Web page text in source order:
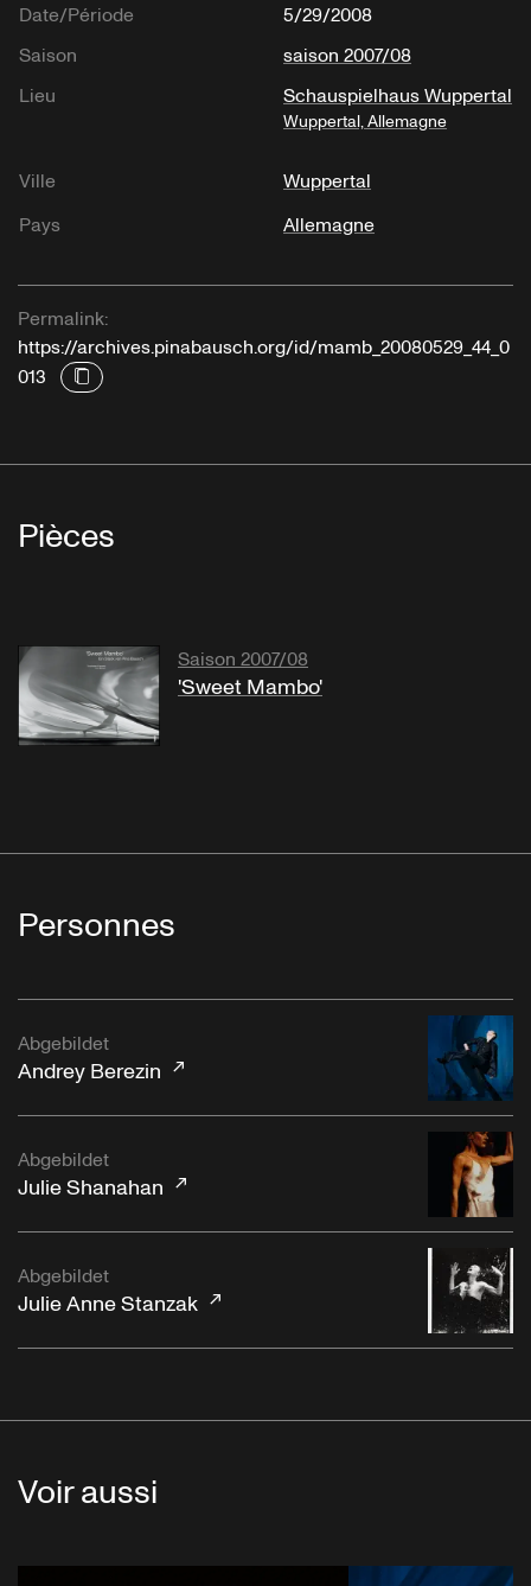
Date/Période
5/29/2008
Saison
saison 2007/08
Lieu
Schauspielhaus Wuppertal
Wuppertal, Allemagne
Ville
Wuppertal
Pays
Allemagne
Permalink:
https://archives.pinabausch.org/id/mamb_20080529_44_0
013
Pièces
Saison 2007/08
'Sweet Mambo'
Personnes
Abgebildet
Andrey Berezin
Abgebildet
Julie Shanahan
Abgebildet
Julie Anne Stanzak
Voir aussi